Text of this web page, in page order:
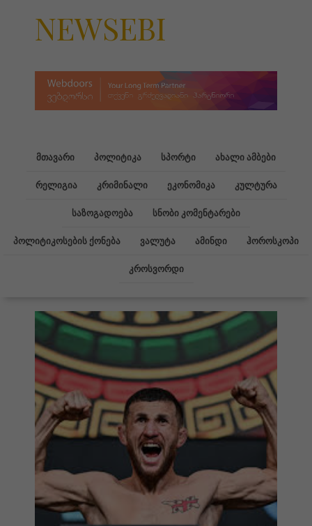
NEWSEBI
მთავარი პოლიტიკა სპორტი ახალი ამბები
რელიგია კრიმინალი ეკონომიკა კულტურა
საზოგადოება სნობი კომენტარები
პოლიტიკოსების ქონება ვალუტა ამინდი ჰოროსკოპი
კროსვორდი